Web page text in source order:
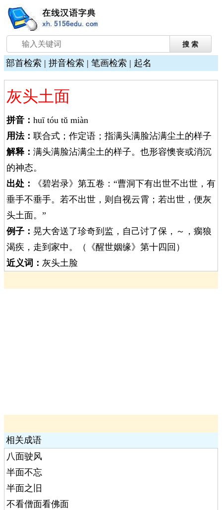
部首检索 | 拼音检索 | 笔画检索 | 起名
灰头土面
拼音： huī tóu tǔ miàn
用法： 联合式；作定语；指满头满脸沾满尘土的样子
解释： 满头满脸沾满尘土的样子。也形容懊丧或消沉
的神态。
出处：
《碧岩录》第五卷：“曹洞下有出世不出世，有
垂手不垂手。若不出世，则自视云霄；若出世，便灰
头土面。”
例子： 晃大舍送了珍奇到监，自己讨了保，～，瘸狼
渴疾，走到家中。（《醒世姻缘》第十四回）
近义词： 灰头土脸
相关成语
八面驶风
半面不忘
半面之旧
不看僧面看佛面